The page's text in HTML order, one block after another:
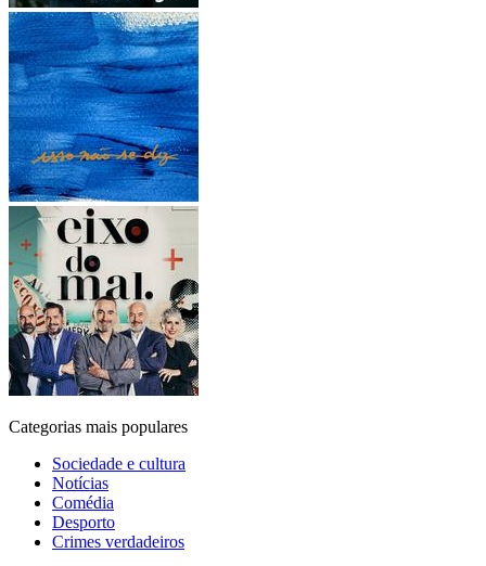
Categorias mais populares
Sociedade e cultura
Notícias
Comédia
Desporto
Crimes verdadeiros